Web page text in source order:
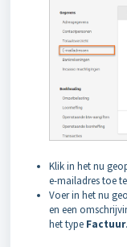
Klik in het nu
e-mailadres toe
Voer in het nu
en een
het type Factuur.